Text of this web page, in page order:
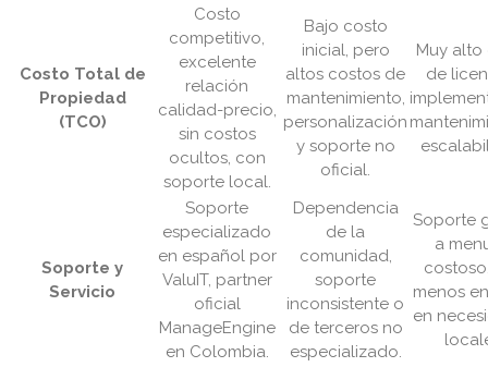
Costo Total de
Propiedad
(TCO)
Costo
competitivo,
excelente
relación
calidad-precio,
sin costos
ocultos, con
soporte local.
Bajo costo
inicial, pero
altos costos de
mantenimiento,
personalización
y soporte no
oficial.
Muy
de
Soporte y
Servicio
Soporte
especializado
en español por
ValuIT, partner
oficial
ManageEngine
en Colombia.
Dependencia
de la
comunidad,
soporte
inconsistente o
de terceros no
especializado.
Soporte
a
menos
en